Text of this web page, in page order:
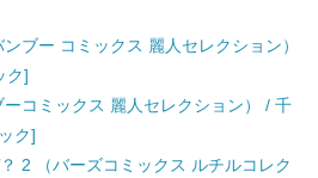
ブー コミックス 麗人セレクション）
ク]
コミックス 麗人セレクション） / 千
ク]
2 （バーズコミックス ルチルコレク